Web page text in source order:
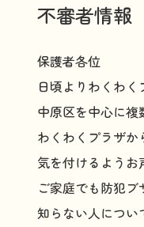
不審者情報
保護者各位
日頃よりわくわ
中原区を中心に複
わくわくプラザか
気を付けるようお
ご家庭でも防犯ブ
知らない人につい